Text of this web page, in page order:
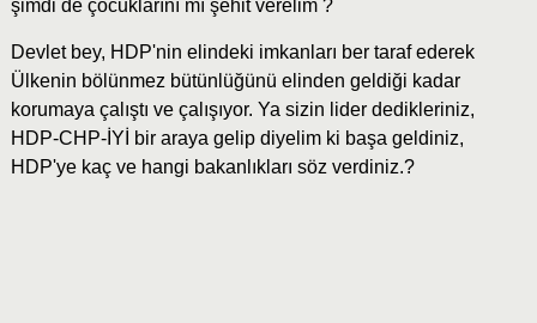
şimdi de çocuklarını mı şehit verelim ?
Devlet bey, HDP'nin elindeki imkanları ber taraf ederek
Ülkenin bölünmez bütünlüğünü elinden geldiği kadar
korumaya çalıştı ve çalışıyor. Ya sizin lider dedikleriniz,
HDP-CHP-İYİ bir araya gelip diyelim ki başa geldiniz,
HDP'ye kaç ve hangi bakanlıkları söz verdiniz.?